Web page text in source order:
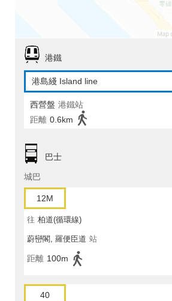
港鐵
港島綫 Island line
西營盤 港鐵站
距離 0.6km
巴士
城巴
12M
往 柏道(循環線)
蔚巒閣, 羅便臣道 站
距離 100m
40